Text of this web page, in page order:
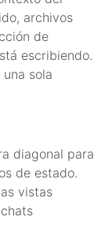
archivos
de
escribiendo.
sola
diagonal para
de estado.
vistas